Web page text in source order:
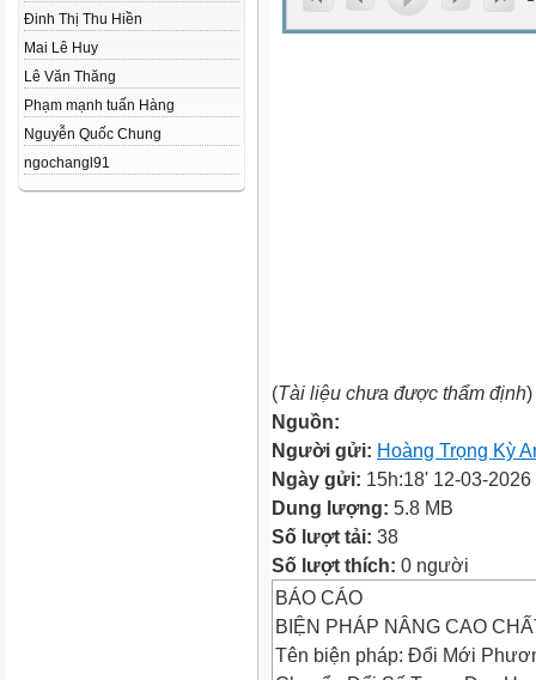
Đinh Thị Thu Hiền
Mai Lê Huy
Lê Văn Thăng
Phạm mạnh tuấn Hàng
Nguyễn Quốc Chung
ngochangl91
(Tài liệu chưa được thẩm định)
Nguồn:
Người gửi: Hoàng Trọng Kỳ
Ngày gửi: 15h:18' 12-03-2026
Dung lượng: 5.8 MB
Số lượt tải: 38
Số lượt thích: 0 người
BÁO CÁO
BIỆN PHÁP NÂNG CAO
Tên biện pháp: Đổi Mới